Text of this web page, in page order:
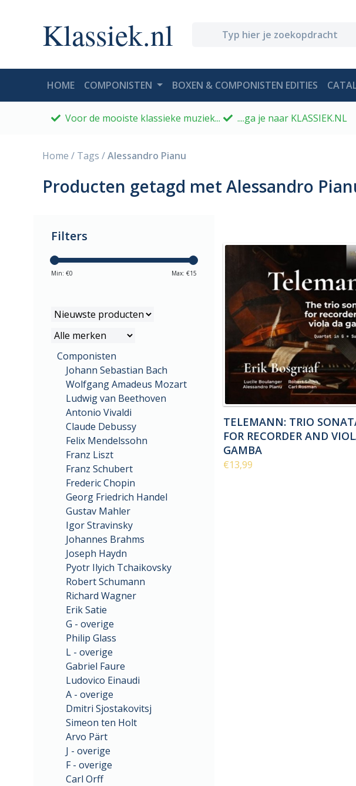
Klassiek.nl
HOME(CURRENT)
COMPONISTEN BOXEN & COMPONISTEN EDITIES
Voor de mooiste klassieke muziek... ....ga je naar KLASSIEK.NL
Home / Tags /Alessandro Pianu
Producten getagd met Alessandro
Filters
Min: €0 Max: €15
Componisten
Johann Sebastian Bach
Wolfgang Amadeus Mozart
Ludwig van Beethoven
Antonio Vivaldi
Claude Debussy
Felix Mendelssohn
Franz Liszt
Franz Schubert
Frederic Chopin
Georg Friedrich Handel
Gustav Mahler
Igor Stravinsky
Johannes Brahms
Joseph Haydn
Pyotr Ilyich Tchaikovsky
Robert Schumann
Richard Wagner
Erik Satie
G - overige
Philip Glass
L - overige
Gabriel Faure
Ludovico Einaudi
A - overige
Dmitri Sjostakovitsj
Simeon ten Holt
Arvo Pärt
J - overige
F - overige
Carl Orff
TELEMANN: TRIO
FOR RECORDER AND
GAMBA
€13,99